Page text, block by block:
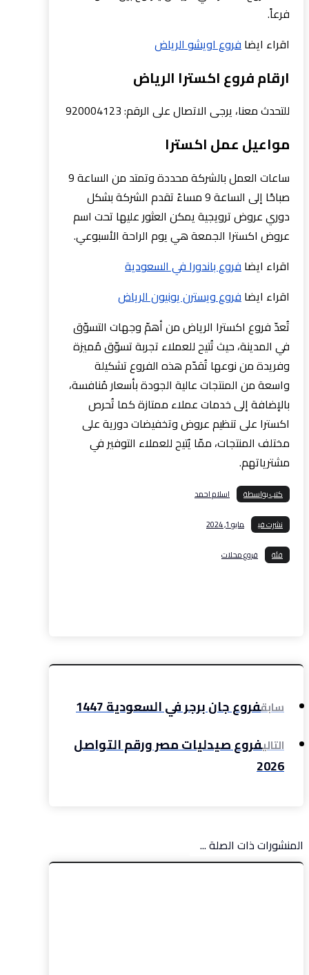
فرعاً.
اقراء ايضافروع اويشو الرياض
ارقام فروع اكسترا الرياض
للتحدث معنا، يرجى الاتصال على الرقم: 920004123
مواعيل عمل اكسترا
ساعات العمل بالشركة محددة وتمتد من الساعة 9
صباحًا إلى الساعة 9 مساءً تقدم الشركة بشكل
دوري عروض ترويجية يمكن العثور عليها تحت اسم
عروض اكسترا الجمعة هي يوم الراحة الأسبوعي.
اقراء ايضافروع باندورا في السعودية
اقراء ايضافروع ويسترن يونيون الرياض
تُعدّ فروع اكسترا الرياض من أهمّ وجهات التسوّق
في المدينة، حيث تُتيح للعملاء تجربة تسوّق مُميزة
وفريدة من نوعها تُقدّم هذه الفروع تشكيلة
واسعة من المنتجات عالية الجودة بأسعار مُنافسة،
بالإضافة إلى خدمات عملاء ممتازة كما تُحرص
اكسترا على تنظيم عروض وتخفيضات دورية على
مختلف المنتجات، ممّا يُتيح للعملاء التوفير في
مشترياتهم.
كتب بواسطة اسلام احمد
نشرت في مايو 1, 2024
فئة فروع محلات
سابقفروع جان برجر في السعودية 1447
التاليفروع صيدليات مصر ورقم التواصل
2026
المنشورات ذات الصلة ...